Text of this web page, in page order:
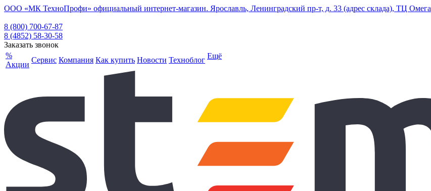
ООО «МК ТехноПрофи» официальный интернет-магазин. Ярославль, Ленинградский пр-т, д. 33 (адрес склада), ТЦ Омега
8 (800) 700-67-87
8 (4852) 58-30-58
Заказать звонок
%
Акции
Сервис Компания Как купить Новости Техноблог Ещё